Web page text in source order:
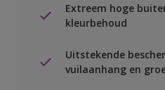
Extreem hoge
kleurbehoud
Uitstekende
vuilaanhang en